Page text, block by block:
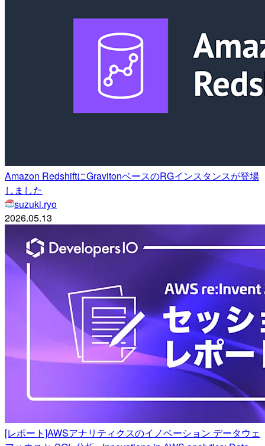
Amazon RedshiftにGravitonベースのRGインスタンスが登場
しました
suzuki.ryo
2026.05.13
[レポート]AWSアナリティクスのイノベーション データウェ